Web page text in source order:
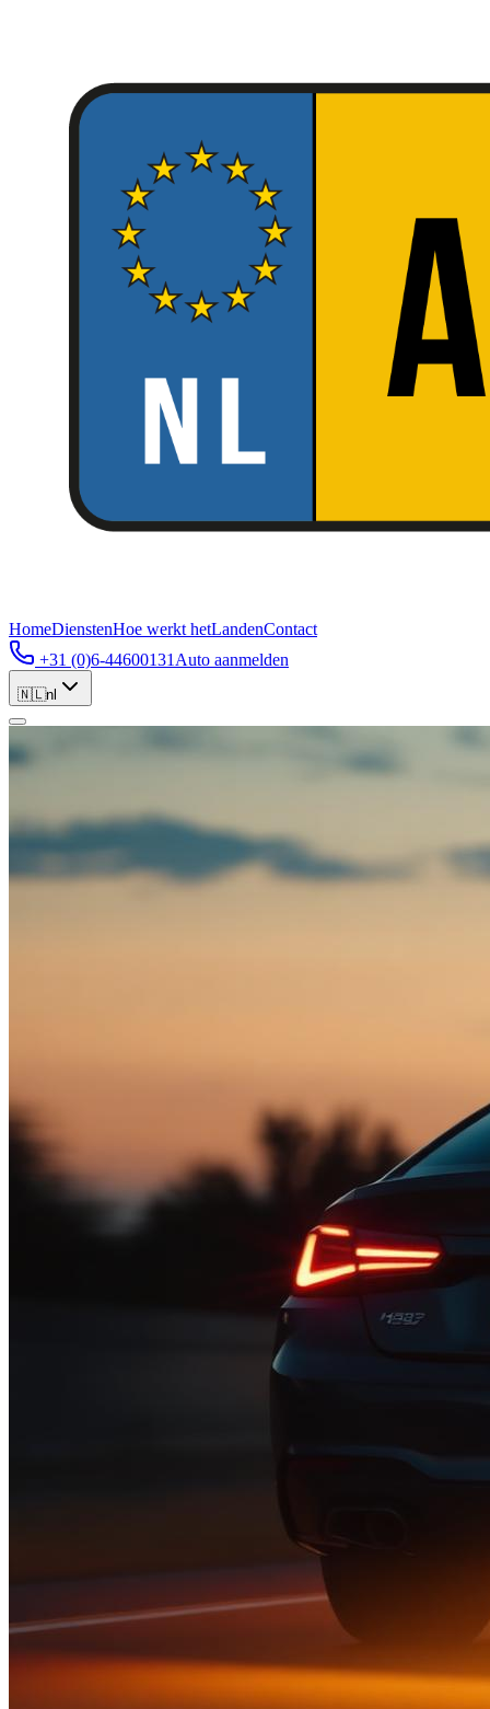
HomeDienstenHoe werkt hetLandenContact
+31 (0)6-44600131 Auto aanmelden
🇳🇱nl